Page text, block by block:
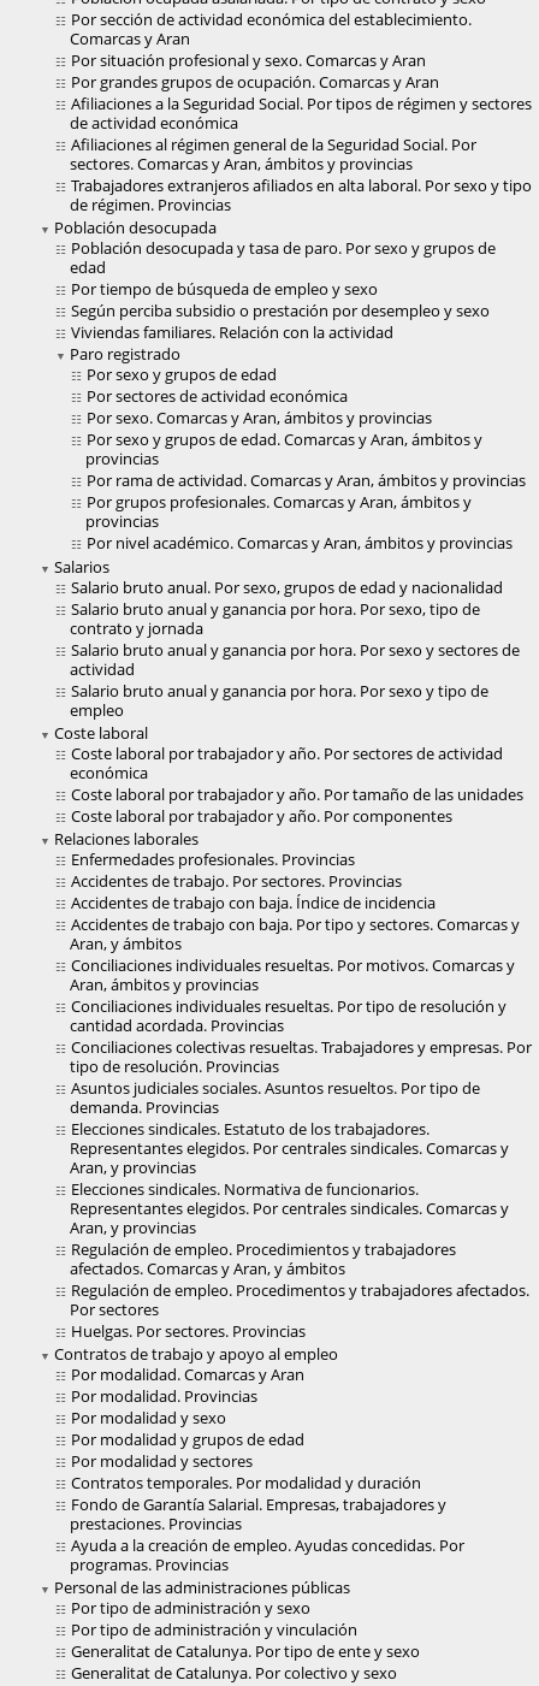
Por sección de actividad económica del establecimiento.
Comarcas y Aran
Por situación profesional y sexo. Comarcas y Aran
Por grandes grupos de ocupación. Comarcas y Aran
Afiliaciones a la Seguridad Social. Por tipos de régimen y sectores
de actividad económica
Afiliaciones al régimen general de la Seguridad Social. Por
sectores. Comarcas y Aran, ámbitos y provincias
Trabajadores extranjeros afiliados en alta laboral. Por sexo y tipo
de régimen. Provincias
Población desocupada
Población desocupada y tasa de paro. Por sexo y grupos de
edad
Por tiempo de búsqueda de empleo y sexo
Según perciba subsidio o prestación por desempleo y sexo
Viviendas familiares. Relación con la actividad
Paro registrado
Por sexo y grupos de edad
Por sectores de actividad económica
Por sexo. Comarcas y Aran, ámbitos y provincias
Por sexo y grupos de edad. Comarcas y Aran, ámbitos y
provincias
Por rama de actividad. Comarcas y Aran, ámbitos y provincias
Por grupos profesionales. Comarcas y Aran, ámbitos y
provincias
Por nivel académico. Comarcas y Aran, ámbitos y provincias
Salarios
Salario bruto anual. Por sexo, grupos de edad y nacionalidad
Salario bruto anual y ganancia por hora. Por sexo, tipo de
contrato y jornada
Salario bruto anual y ganancia por hora. Por sexo y sectores de
actividad
Salario bruto anual y ganancia por hora. Por sexo y tipo de
empleo
Coste laboral
Coste laboral por trabajador y año. Por sectores de actividad
económica
Coste laboral por trabajador y año. Por tamaño de las unidades
Coste laboral por trabajador y año. Por componentes
Relaciones laborales
Enfermedades profesionales. Provincias
Accidentes de trabajo. Por sectores. Provincias
Accidentes de trabajo con baja. Índice de incidencia
Accidentes de trabajo con baja. Por tipo y sectores. Comarcas y
Aran, y ámbitos
Conciliaciones individuales resueltas. Por motivos. Comarcas y
Aran, ámbitos y provincias
Conciliaciones individuales resueltas. Por tipo de resolución y
cantidad acordada. Provincias
Conciliaciones colectivas resueltas. Trabajadores y empresas. Por
tipo de resolución. Provincias
Asuntos judiciales sociales. Asuntos resueltos. Por tipo de
demanda. Provincias
Elecciones sindicales. Estatuto de los trabajadores.
Representantes elegidos. Por centrales sindicales. Comarcas y
Aran, y provincias
Elecciones sindicales. Normativa de funcionarios.
Representantes elegidos. Por centrales sindicales. Comarcas y
Aran, y provincias
Regulación de empleo. Procedimientos y trabajadores
afectados. Comarcas y Aran, y ámbitos
Regulación de empleo. Procedimentos y trabajadores afectados.
Por sectores
Huelgas. Por sectores. Provincias
Contratos de trabajo y apoyo al empleo
Por modalidad. Comarcas y Aran
Por modalidad. Provincias
Por modalidad y sexo
Por modalidad y grupos de edad
Por modalidad y sectores
Contratos temporales. Por modalidad y duración
Fondo de Garantía Salarial. Empresas, trabajadores y
prestaciones. Provincias
Ayuda a la creación de empleo. Ayudas concedidas. Por
programas. Provincias
Personal de las administraciones públicas
Por tipo de administración y sexo
Por tipo de administración y vinculación
Generalitat de Catalunya. Por tipo de ente y sexo
Generalitat de Catalunya. Por colectivo y sexo